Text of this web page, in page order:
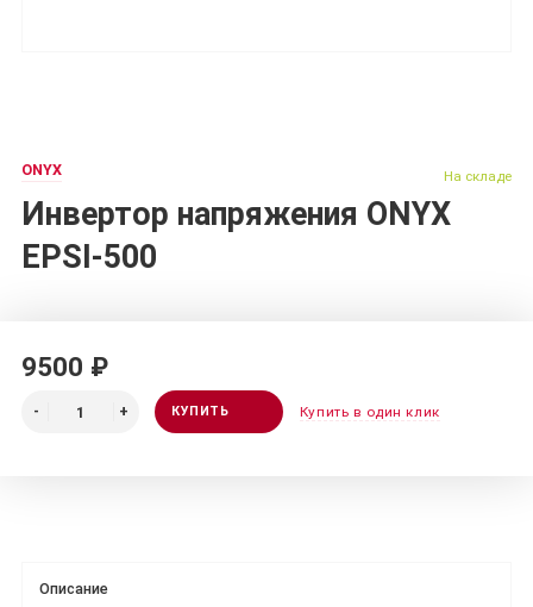
ONYX
Инвертор напряжения ONYX
EPSI-500
На складе
9500 ₽
КУПИТЬ Купить в один клик
Описание